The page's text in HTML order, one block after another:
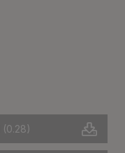
(0.28)